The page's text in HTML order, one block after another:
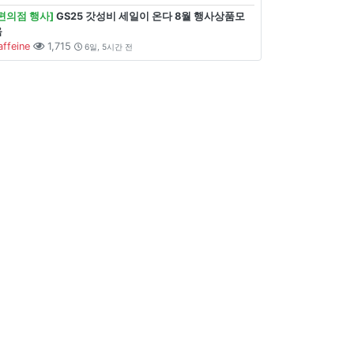
의점 행사] GS25 갓성비 세일이 온다 8월 행사상품모
1,715 6일, 5시간 전